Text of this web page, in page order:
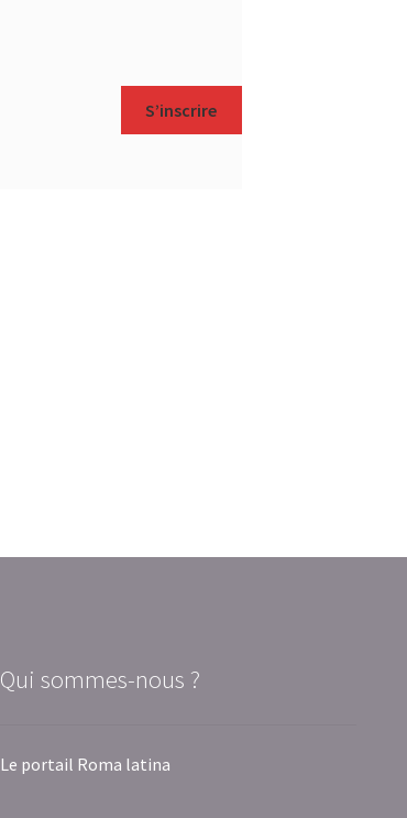
Qui sommes-nous ?
Le portail Roma latina